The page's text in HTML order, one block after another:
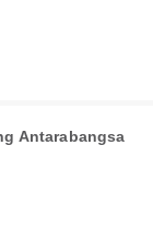
Antarabangsa